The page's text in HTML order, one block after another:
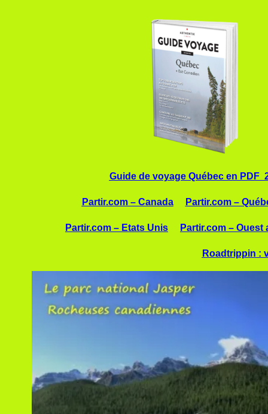
Guide de voyage Québec en PDF
Partir.com – Canada Partir.com –
Partir.com – Etats Unis Partir.com – Ouest
Roadtrippin :